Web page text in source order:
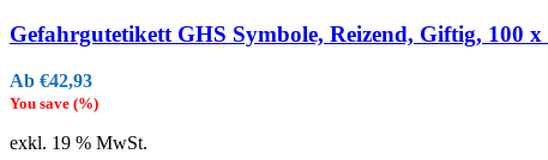
Gefahrgutetikett GHS Symbole, Reizend, Giftig, 100
€42,93
You save (%)
exkl. 19 % MwSt.